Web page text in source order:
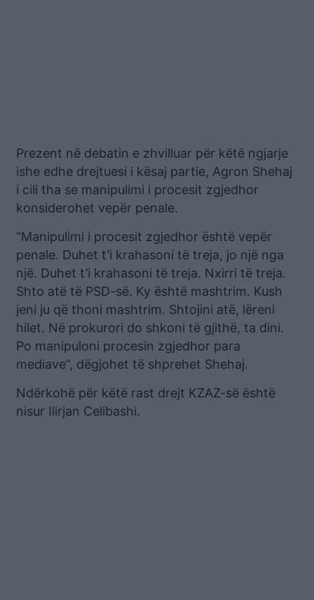
Prezent në debatin e zhvilluar për këtë ngjarje
ishe edhe drejtuesi i kësaj partie, Agron Shehaj
i cili tha se manipulimi i procesit zgjedhor
konsiderohet vepër penale.
“Manipulimi i procesit zgjedhor është vepër
penale. Duhet t’i krahasoni të treja, jo një nga
një. Duhet t’i krahasoni të treja. Nxirri të treja.
Shto atë të PSD-së. Ky është mashtrim. Kush
jeni ju që thoni mashtrim. Shtojini atë, lëreni
hilet. Në prokurori do shkoni të gjithë, ta dini.
Po manipuloni procesin zgjedhor para
mediave”, dëgjohet të shprehet Shehaj.
Ndërkohë për këtë rast drejt KZAZ-së është
nisur Ilirjan Celibashi.